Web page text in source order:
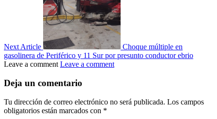
Next Article
Choque múltiple en
gasolinera de Periférico y 11 Sur por presunto conductor ebrio
Leave a comment Leave a comment
Deja un comentario
Tu dirección de correo electrónico no será publicada. Los campos
obligatorios están marcados con *